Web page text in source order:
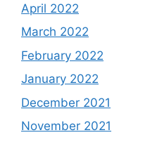
April 2022
March 2022
February 2022
January 2022
December 2021
November 2021